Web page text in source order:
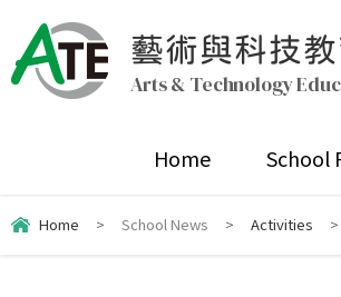
藝術與科技
Arts & Technology
Home School
Home > School News > Activities >